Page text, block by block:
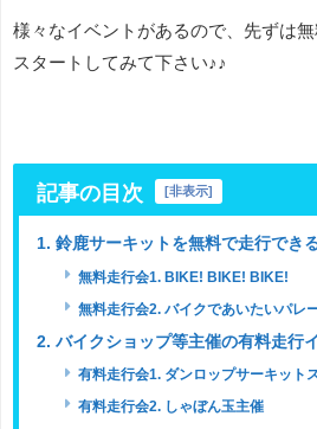
様々なイベントがあるので、先ずは
スタートしてみて下さい♪♪
記事の目次 [非表示]
1. 鈴鹿サーキットを無料で走行でき
無料走行会1. BIKE! BIKE! BIKE!
無料走行会2. バイクであいたいパレ
2. バイクショップ等主催の有料走行
有料走行会1. ダンロップサーキット
有料走行会2. しゃぼん玉主催